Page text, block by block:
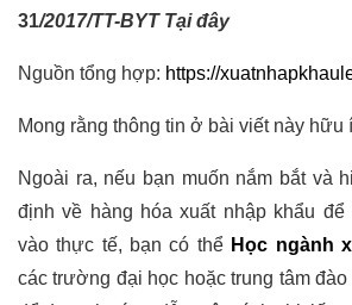
31/2017/TT-BYT Tại đây
Nguồn tổng hợp: https://
Mong rằng thông tin ở bài viết này hữu
Ngoài ra, nếu bạn muốn nắm bắt và
định về hàng hóa xuất nhập khẩu
vào thực tế, bạn có thể Học ngành
các trường đại học hoặc trung tâm